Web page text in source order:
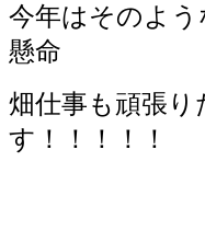
今年はそのよ
懸命
畑仕事も頑張り
す！！！！！